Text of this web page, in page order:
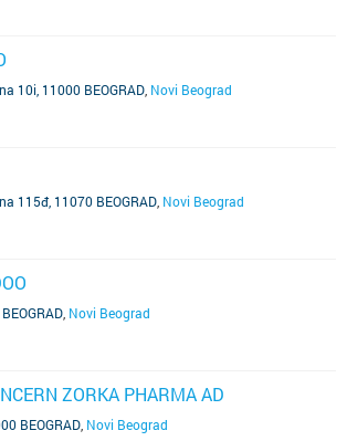
10i, 11000 BEOGRAD Novi Beograd
115đ, 11070 BEOGRAD Novi Beograd
Novi Beograd
ZORKA PHARMA AD
BEOGRAD Novi Beograd